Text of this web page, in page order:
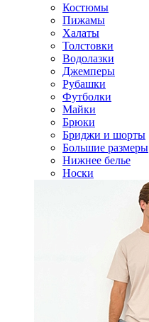
Костюмы
Пижамы
Халаты
Толстовки
Водолазки
Джемперы
Рубашки
Футболки
Майки
Брюки
Бриджи и шорты
Большие размеры
Нижнее белье
Носки